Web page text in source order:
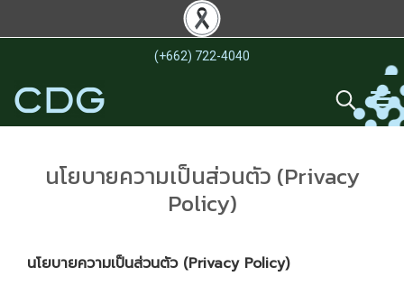
(+662) 722-4040
นโยบายความเป็นส่วนตัว (Privacy
Policy)
นโยบายความเป็นส่วนตัว (Privacy Policy)